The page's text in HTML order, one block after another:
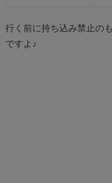
行く前に持ち込み禁止の
ですよ♪